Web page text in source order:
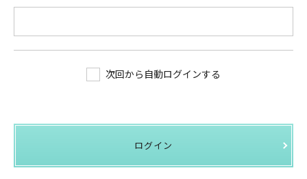
次回から自動ログインする
ログイン